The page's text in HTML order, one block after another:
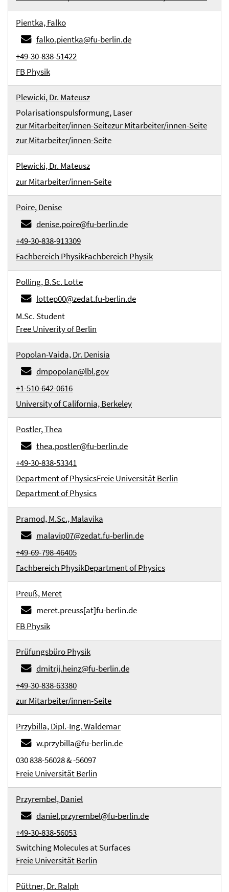
Pientka, Falko
falko.pientka@fu-berlin.de
+49-30-838-51422
FB Physik
Plewicki, Dr. Mateusz
Polarisationspulsformung, Laser
zur Mitarbeiter/innen-Seitezur Mitarbeiter/innen-Seite
zur Mitarbeiter/innen-Seite
Plewicki, Dr. Mateusz
zur Mitarbeiter/innen-Seite
Poire, Denise
denise.poire@fu-berlin.de
+49-30-838-913309
Fachbereich PhysikFachbereich Physik
Polling, B.Sc. Lotte
lottep00@zedat.fu-berlin.de
M.Sc. Student
Free Univerity of Berlin
Popolan-Vaida, Dr. Denisia
dmpopolan@lbl.gov
+1-510-642-0616
University of California, Berkeley
Postler, Thea
thea.postler@fu-berlin.de
+49-30-838-53341
Department of PhysicsFreie Universität Berlin
Department of Physics
Pramod, M.Sc., Malavika
malavip07@zedat.fu-berlin.de
+49-69-798-46405
Fachbereich PhysikDepartment of Physics
Preuß, Meret
meret.preuss[at]fu-berlin.de
FB Physik
Prüfungsbüro Physik
dmitrij.heinz@fu-berlin.de
+49-30-838-63380
zur Mitarbeiter/innen-Seite
Przybilla, Dipl.-Ing. Waldemar
w.przybilla@fu-berlin.de
030 838-56028 & -56097
Freie Universität Berlin
Przyrembel, Daniel
daniel.przyrembel@fu-berlin.de
+49-30-838-56053
Switching Molecules at Surfaces
Freie Universität Berlin
Püttner, Dr. Ralph